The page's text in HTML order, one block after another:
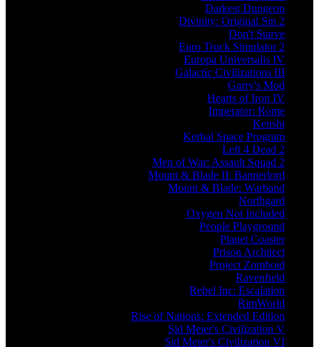
Darkest Dungeon
Divinity: Original Sin 2
Don't Starve
Euro Truck Simulator 2
Europa Universalis IV
Galactic Civilizations III
Garry's Mod
Hearts of Iron IV
Imperator: Rome
Kenshi
Kerbal Space Program
Left 4 Dead 2
Men of War: Assault Squad 2
Mount & Blade II: Bannerlord
Mount & Blade: Warband
Northgard
Oxygen Not Included
People Playground
Planet Coaster
Prison Architect
Project Zomboid
Ravenfield
Rebel Inc: Escalation
RimWorld
Rise of Nations: Extended Edition
Sid Meier's Civilization V
Sid Meier's Civilization VI